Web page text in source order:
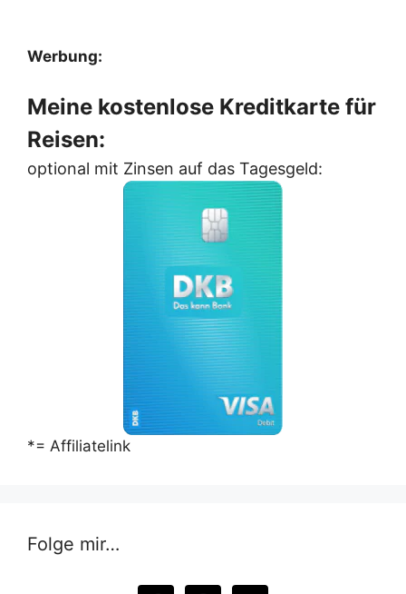
Werbung:
Meine kostenlose Kreditkarte für
Reisen:
optional mit Zinsen auf das Tagesgeld:
*= Affiliatelink
Folge mir…